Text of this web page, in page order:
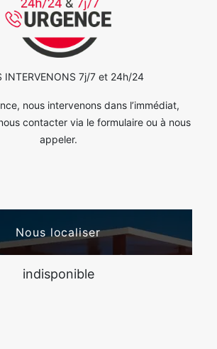
INTERVENONS 7j/7 et 24h/24
nous intervenons dans l’immédiat,
contacter via le formulaire ou à nous
appeler.
Nous localiser
indisponible